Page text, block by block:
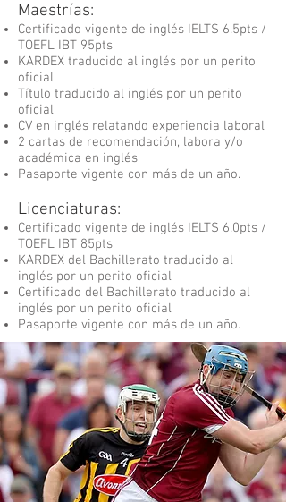
Maestrías:
Certificado vigente de inglés IELTS 6.5pts /
TOEFL IBT 95pts
KARDEX traducido al inglés por un perito
oficial
Título traducido al inglés por un perito
oficial
CV en inglés relatando experiencia laboral
2 cartas de recomendación, labora y/o
académica en inglés
Pasaporte vigente con más de un año.
Licenciaturas:
Certificado vigente de inglés IELTS 6.0pts /
TOEFL IBT 85pts
KARDEX del Bachillerato traducido al
inglés por un perito oficial
Certificado del Bachillerato traducido al
inglés por un perito oficial
Pasaporte vigente con más de un año.